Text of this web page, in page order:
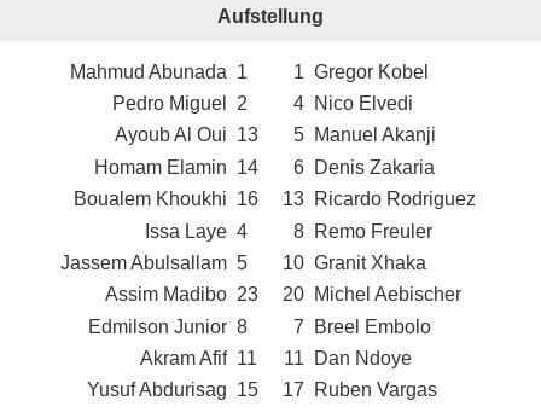
Aufstellung
Mahmud Abunada 1 1 Gregor Kobel
Pedro Miguel
2 4 Nico Elvedi
Ayoub Al Oui 13 5 Manuel Akanji
Homam Elamin 14 6 Denis Zakaria
Boualem Khoukhi 16 13 Ricardo Rodriguez
Issa Laye 4 8 Remo Freuler
Jassem Abulsallam 5 10 Granit Xhaka
Assim Madibo 23 20 Michel Aebischer
Edmilson Junior 8 7
Breel Embolo
Akram Afif 11 11
Dan Ndoye
Yusuf Abdurisag 15 17 Ruben Vargas